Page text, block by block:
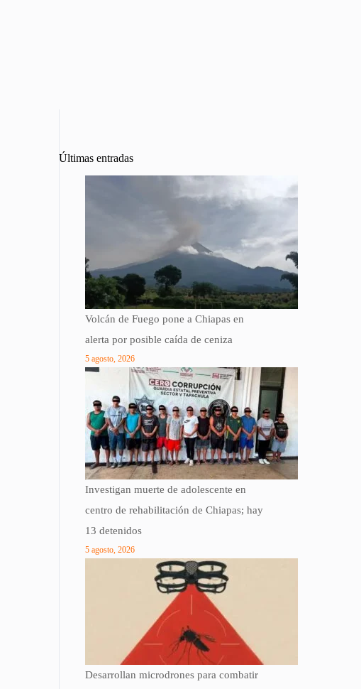
Últimas entradas
Volcán de Fuego pone a Chiapas en
alerta por posible caída de ceniza
5 agosto, 2026
Investigan muerte de adolescente en
centro de rehabilitación de Chiapas; hay
13 detenidos
5 agosto, 2026
Desarrollan microdrones para combatir